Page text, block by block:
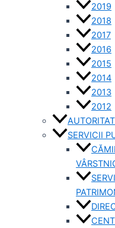
2019
2018
2017
2016
2015
2014
2013
2012
SERVICII